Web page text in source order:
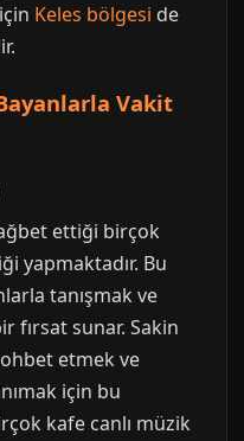
Keles bölgesi de
Vakit
ettiği birçok
yapmaktadır. Bu
tanışmak ve
fırsat sunar. Sakin
etmek ve
için bu
kafe canlı müzik